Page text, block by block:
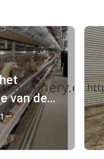
van de
van
—